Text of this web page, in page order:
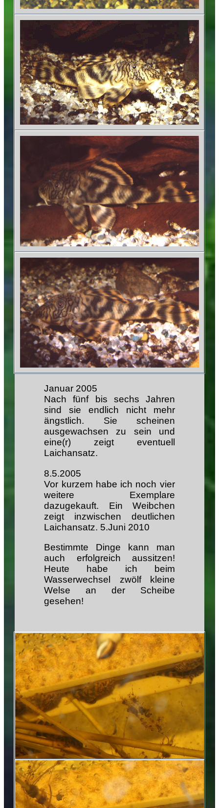
Januar 2005
Nach fünf bis sechs Jahren
sind sie endlich nicht mehr
ängstlich. Sie scheinen
ausgewachsen zu sein und
eine(r) zeigt eventuell
Laichansatz.
8.5.2005
Vor kurzem habe ich noch vier
weitere Exemplare
dazugekauft. Ein Weibchen
zeigt inzwischen deutlichen
Laichansatz. 5.Juni 2010
Bestimmte Dinge kann man
auch erfolgreich aussitzen!
Heute habe ich beim
Wasserwechsel zwölf kleine
Welse an der Scheibe
gesehen!